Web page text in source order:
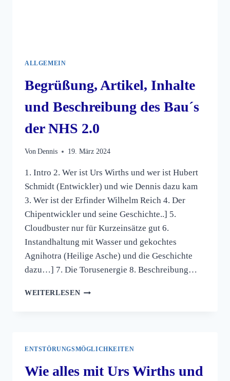
ALLGEMEIN
Begrüßung, Artikel, Inhalte
und Beschreibung des Bau´s
der NHS 2.0
Von Dennis 19. März 2024
1. Intro 2. Wer ist Urs Wirths und wer ist Hubert
Schmidt (Entwickler) und wie Dennis dazu kam
3. Wer ist der Erfinder Wilhelm Reich 4. Der
Chipentwickler und seine Geschichte..] 5.
Cloudbuster nur für Kurzeinsätze gut 6.
Instandhaltung mit Wasser und gekochtes
Agnihotra (Heilige Asche) und die Geschichte
dazu…] 7. Die Torusenergie 8. Beschreibung…
WEITERLESEN
ENTSTÖRUNGSMÖGLICHKEITEN
Wie alles mit Urs Wirths und